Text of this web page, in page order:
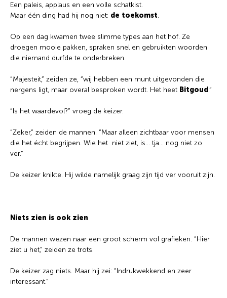
Een paleis, applaus en een volle schatkist.
Maar één ding had hij nog niet: de toekomst.
Op een dag kwamen twee slimme types aan het hof. Ze
droegen mooie pakken, spraken snel en gebruikten woorden
die niemand durfde te onderbreken.
“Majesteit,” zeiden ze, “wij hebben een munt uitgevonden die
nergens ligt, maar overal besproken wordt. Het heet Bitgoud.”
“Is het waardevol?” vroeg de keizer.
“Zeker,” zeiden de mannen. “Maar alleen zichtbaar voor mensen
die het écht begrijpen. Wie het niet ziet, is… tja… nog niet zo
ver.”
De keizer knikte. Hij wilde namelijk graag zijn tijd ver vooruit zijn.
Niets zien is ook zien
De mannen wezen naar een groot scherm vol grafieken. “Hier
ziet u het,” zeiden ze trots.
De keizer zag niets. Maar hij zei: “Indrukwekkend en zeer
interessant.”
beantwoord wilt hebben? We helpen je graag een
handje.
Zoek
naar:
Zoekknop